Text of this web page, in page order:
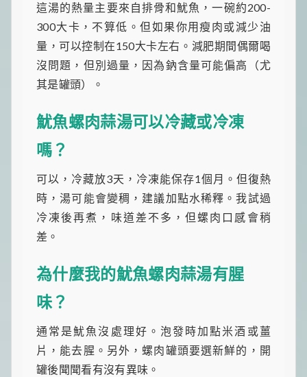
這湯的熱量主要來自排骨和魷魚，一碗約200-
300大卡，不算低。但如果你用瘦肉或減少油
量，可以控制在150大卡左右。減肥期間偶爾喝
沒問題，但別過量，因為鈉含量可能偏高（尤
其是罐頭）。
魷魚螺肉蒜湯可以冷藏或冷凍
嗎？
可以，冷藏放3天，冷凍能保存1個月。但復熱
時，湯可能會變稠，建議加點水稀釋。我試過
冷凍後再煮，味道差不多，但螺肉口感會稍
差。
為什麼我的魷魚螺肉蒜湯有腥
味？
通常是魷魚沒處理好。泡發時加點米酒或薑
片，能去腥。另外，螺肉罐頭要選新鮮的，開
罐後聞聞看有沒有異味。